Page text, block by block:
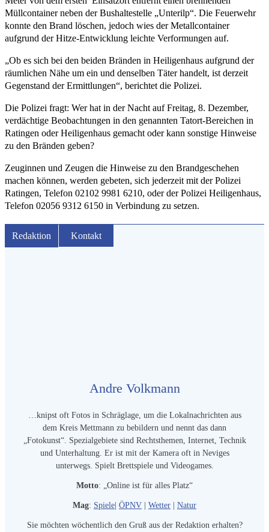
Müllcontainer neben der Bushaltestelle „Unterilp“. Die Feuerwehr
konnte den Brand löschen, jedoch wies der Metallcontainer
aufgrund der Hitze-Entwicklung leichte Verformungen auf.
„Ob es sich bei den beiden Bränden in Heiligenhaus aufgrund der
räumlichen Nähe um ein und denselben Täter handelt, ist derzeit
Gegenstand der Ermittlungen“, berichtet die Polizei.
Die Polizei fragt: Wer hat in der Nacht auf Freitag, 8. Dezember,
verdächtige Beobachtungen in den genannten Tatort-Bereichen in
Ratingen oder Heiligenhaus gemacht oder kann sonstige Hinweise
zu den Bränden geben?
Zeuginnen und Zeugen die Hinweise zu den Brandgeschehen
machen können, werden gebeten, sich jederzeit mit der Polizei
Ratingen, Telefon 02102 9981 6210, oder der Polizei Heiligenhaus,
Telefon 02056 9312 6150 in Verbindung zu setzen.
Redaktion Kontakt
Andre Volkmann
…knipst oft Fotos in Schräglage, um die Lokalnachrichten aus
dem Kreis Mettmann zu bebildern und nennt das dann
„Fotokunst“. Spezialgebiete sind Rechtsthemen, Internet, Technik
und Unterhaltung. Er ist mit der Kamera oft in Neviges
unterwegs. Spielt Brettspiele und Videogames.
Motto: „Online ist für alles Platz“
Mag: Spiele ÖPNV Wetter Natur
Sie möchten wöchentlich den Gruß aus der Redaktion erhalten?